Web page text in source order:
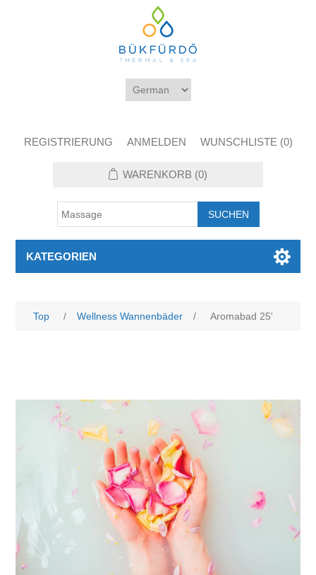
REGISTRIERUNG ANMELDEN WUNSCHLISTE (0)
WARENKORB (0)
KATEGORIEN
Top / Wellness Wannenbäder / Aromabad 25'